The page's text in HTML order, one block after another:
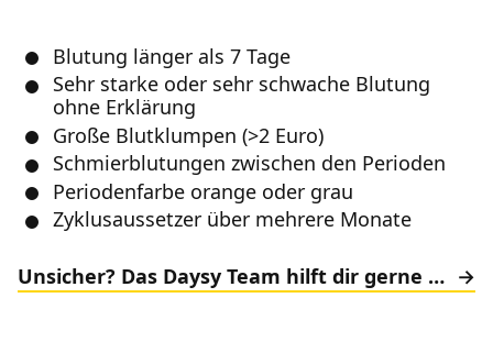
Blutung länger als 7 Tage
Sehr starke oder sehr schwache Blutung
ohne Erklärung
Große Blutklumpen (>2 Euro)
Schmierblutungen zwischen den Perioden
Periodenfarbe orange oder grau
Zyklusaussetzer über mehrere Monate
Unsicher? Das Daysy Team hilft dir gerne weiter!